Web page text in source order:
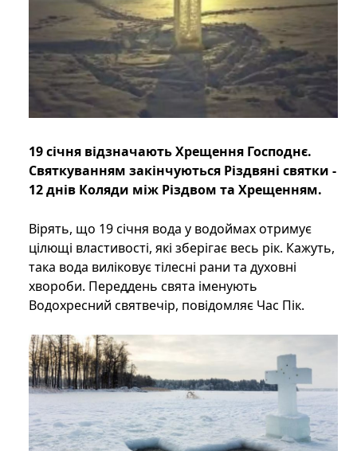
19 січня відзначають Хрещення Господнє.
Святкуванням закінчуються Різдвяні святки -
12 днів Коляди між Різдвом та Хрещенням.
Вірять, що 19 січня вода у водоймах отримує
цілющі властивості, які зберігає весь рік. Кажуть,
така вода виліковує тілесні рани та духовні
хвороби. Переддень свята іменують
Водохресний святвечір, повідомляє Час Пік.